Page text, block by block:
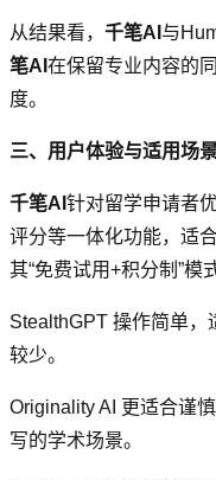
从结果看， 千笔AI 与
笔AI 在保留专业内容的
度。
三、用户体验与适用场
千笔AI 针对留学申请者
评分等一体化功能，适
其“免费试用+积分制”模
StealthGPT 操作简单，
较少。
Originality AI 更适合谨
写的学术场景。